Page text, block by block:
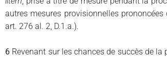
autres mesures provisionnelles
art. 276 al. 2, D.1.a.).
6 Revenant sur les chances de succès de